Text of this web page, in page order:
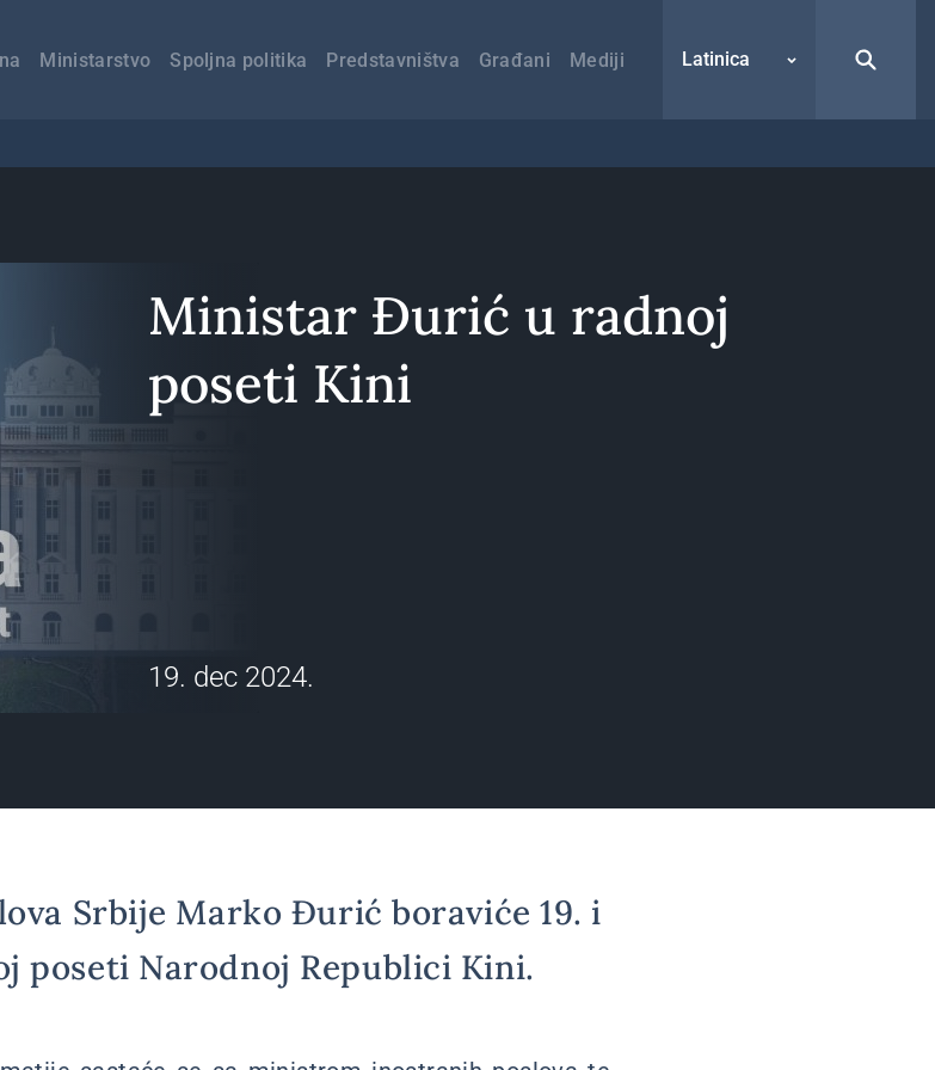
Ministarstvo Spoljna politika Predstavništva Građani Mediji Latinica
Ministar Đurić u radnoj
poseti Kini
19. dec 2024.
Srbije Marko Đurić boraviće 19. i
poseti Narodnoj Republici Kini.